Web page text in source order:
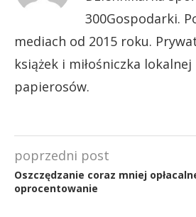
300Gospodarki.
mediach od 2015 roku.
książek i miłośniczka
papierosów.
poprzedni post
Oszczędzanie coraz mniej
oprocentowanie